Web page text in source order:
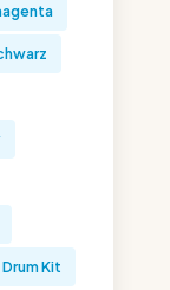
Drum Kit